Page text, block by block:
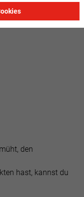
den
hast, kannst du